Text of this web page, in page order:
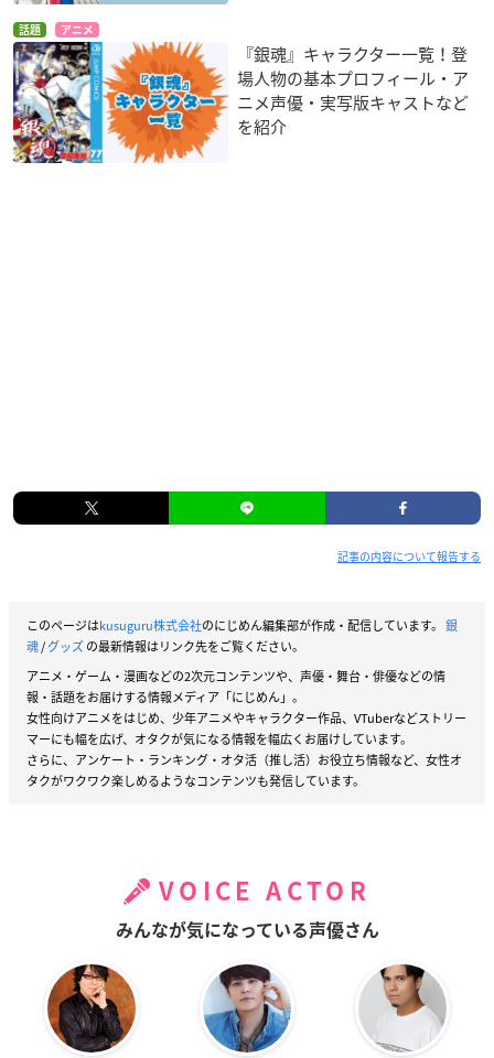
話題 アニメ
『銀魂』キャラクター一覧！登
場人物の基本プロフィール・ア
ニメ声優・実写版キャストなど
を紹介
記事の内容について報告する
このページはkusuguru株式会社のにじめん編集部が作成・配信しています。 銀
魂/グッズの最新情報はリンク先をご覧ください。
アニメ・ゲーム・漫画などの2次元コンテンツや、声優・舞台・俳優などの情
報・話題をお届けする情報メディア「にじめん」。
女性向けアニメをはじめ、少年アニメやキャラクター作品、VTuberなどストリー
マーにも幅を広げ、オタクが気になる情報を幅広くお届けしています。
さらに、アンケート・ランキング・オタ活（推し活）お役立ち情報など、女性オ
タクがワクワク楽しめるようなコンテンツも発信しています。
VOICE ACTOR
みんなが気になっている声優さん